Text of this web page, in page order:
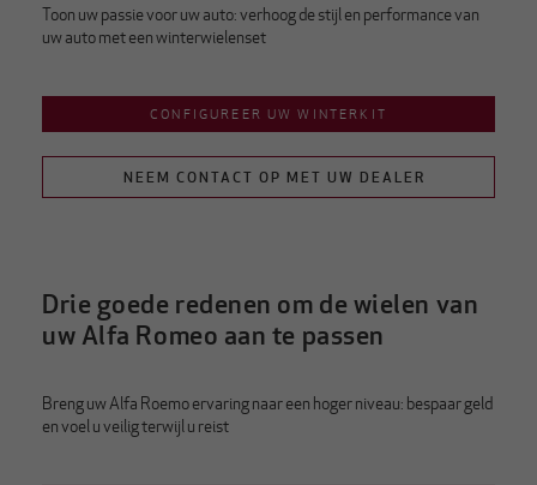
Toon uw passie voor uw auto: verhoog de stijl en performance van
uw auto met een winterwielenset
CONFIGUREER UW WINTERKIT
NEEM CONTACT OP MET UW DEALER
Drie goede redenen om de wielen van
uw Alfa Romeo aan te passen
Breng uw Alfa Roemo ervaring naar een hoger niveau: bespaar geld
en voel u veilig terwijl u reist